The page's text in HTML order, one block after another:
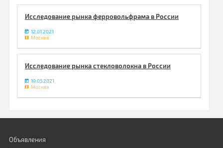
Исследование рынка ферровольфрама в России
12.01.2021
Москва
Исследование рынка стекловолокна в России
19.05.2021
Москва
Объявления